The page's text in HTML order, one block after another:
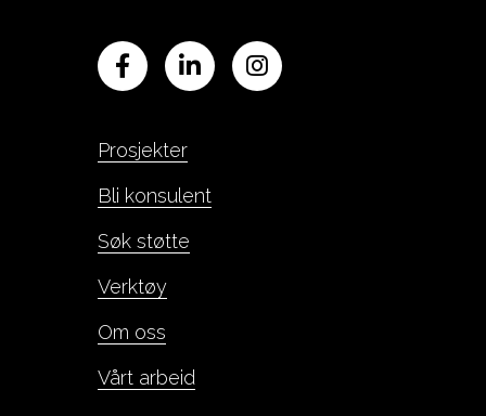
Prosjekter
Bli konsulent
Søk støtte
Verktøy
Om oss
Vårt arbeid